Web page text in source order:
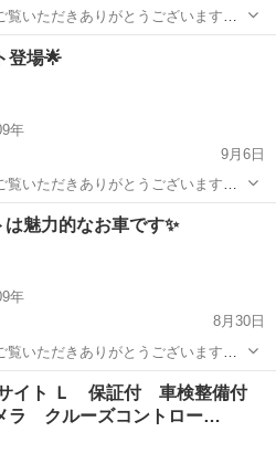
いただきありがとうございます！
りました🔥 秋といえば…食
車両
登場🌟
年
9月6日
いただきありがとうございます！
となりました🔥 盛岡ではさん
車両
は魅力的なお車です✨
年
8月30日
いただきありがとうございます！
なりました🔥 盛岡ではさん
車両
サイト Ｌ 保証付 車検整備付
ラ クルーズコントロー…